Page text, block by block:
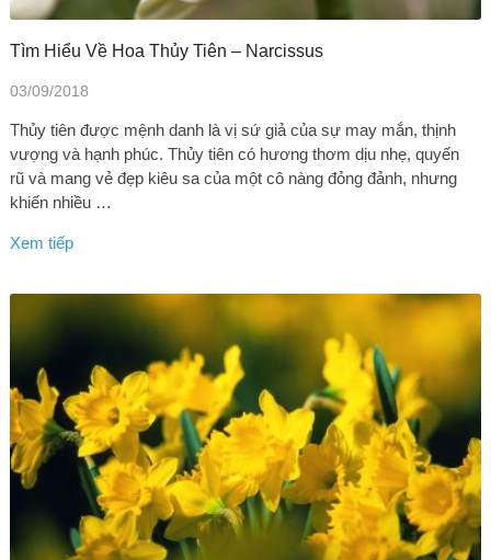
Tìm Hiểu Về Hoa Thủy Tiên – Narcissus
03/09/2018
Thủy tiên được mệnh danh là vị sứ giả của sự may mắn, thịnh
vượng và hạnh phúc. Thủy tiên có hương thơm dịu nhẹ, quyến
rũ và mang vẻ đẹp kiêu sa của một cô nàng đỏng đảnh, nhưng
khiến nhiều …
Xem tiếp